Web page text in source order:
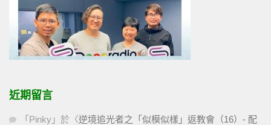
近期留言
「 Pinky 」於〈逆境追光者之「似模似樣」返教會（16）- 配